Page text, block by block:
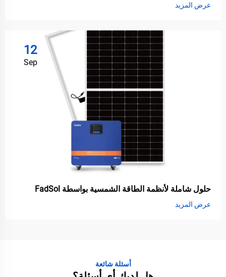
عرض المزيد
12
Sep
حلول شاملة لأنظمة الطاقة الشمسية بواسطة FadSol
عرض المزيد
أسئلة شائعة